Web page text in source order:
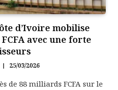
d’Ivoire mobilise
avec une forte
25/03/2026
de 88 milliards FCFA sur le